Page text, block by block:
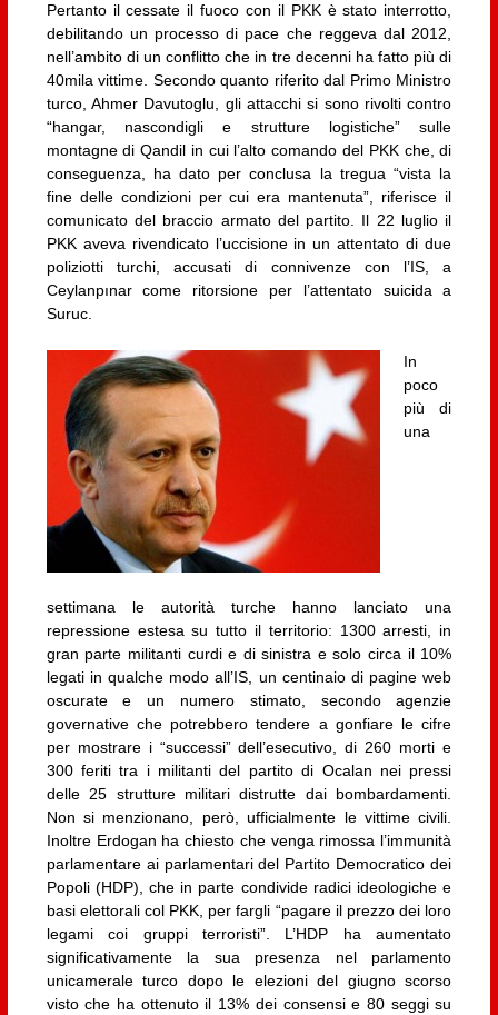
Pertanto il cessate il fuoco con il PKK è stato interrotto,
debilitando un processo di pace che reggeva dal 2012,
nell’ambito di un conflitto che in tre decenni ha fatto più di
40mila vittime. Secondo quanto riferito dal Primo Ministro
turco, Ahmer Davutoglu, gli attacchi si sono rivolti contro
“hangar, nascondigli e strutture logistiche” sulle
montagne di Qandil in cui l’alto comando del PKK che, di
conseguenza, ha dato per conclusa la tregua “vista la
fine delle condizioni per cui era mantenuta”, riferisce il
comunicato del braccio armato del partito. Il 22 luglio il
PKK aveva rivendicato l’uccisione in un attentato di due
poliziotti turchi, accusati di connivenze con l’IS, a
Ceylanpınar come ritorsione per l’attentato suicida a
Suruc.
In
poco
più di
una
settimana le autorità turche hanno lanciato una
repressione estesa su tutto il territorio: 1300 arresti, in
gran parte militanti curdi e di sinistra e solo circa il 10%
legati in qualche modo all’IS, un centinaio di pagine web
oscurate e un numero stimato, secondo agenzie
governative che potrebbero tendere a gonfiare le cifre
per mostrare i “successi” dell’esecutivo, di 260 morti e
300 feriti tra i militanti del partito di Ocalan nei pressi
delle 25 strutture militari distrutte dai bombardamenti.
Non si menzionano, però, ufficialmente le vittime civili.
Inoltre Erdogan ha chiesto che venga rimossa l’immunità
parlamentare ai parlamentari del Partito Democratico dei
Popoli (HDP), che in parte condivide radici ideologiche e
basi elettorali col PKK, per fargli “pagare il prezzo dei loro
legami coi gruppi terroristi”. L’HDP ha aumentato
significativamente la sua presenza nel parlamento
unicamerale turco dopo le elezioni del giugno scorso
visto che ha ottenuto il 13% dei consensi e 80 seggi su